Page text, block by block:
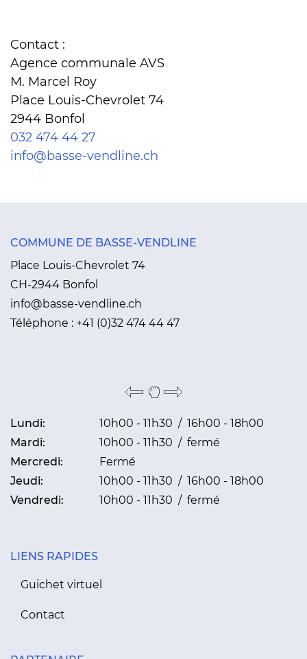
Contact :
Agence communale AVS
M. Marcel Roy
Place Louis-Chevrolet 74
2944 Bonfol
032 474 44 27
info@basse-vendline.ch
COMMUNE DE BASSE-VENDLINE
Place Louis-Chevrolet 74
CH-2944 Bonfol
info@basse-vendline.ch
Téléphone : +41 (0)32 474 44 47
Lundi:
10h00 - 11h30 / 16h00 - 18h00
Mardi:
10h00 - 11h30 / fermé
Mercredi:
Fermé
Jeudi:
10h00 - 11h30 / 16h00 - 18h00
Vendredi:
10h00 - 11h30 / fermé
LIENS RAPIDES
Guichet virtuel
Contact